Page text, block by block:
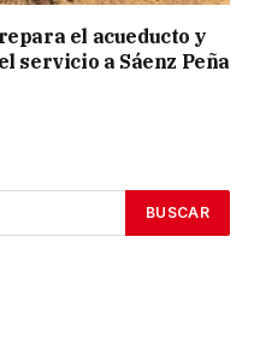
el acueducto y
servicio a Sáenz Peña